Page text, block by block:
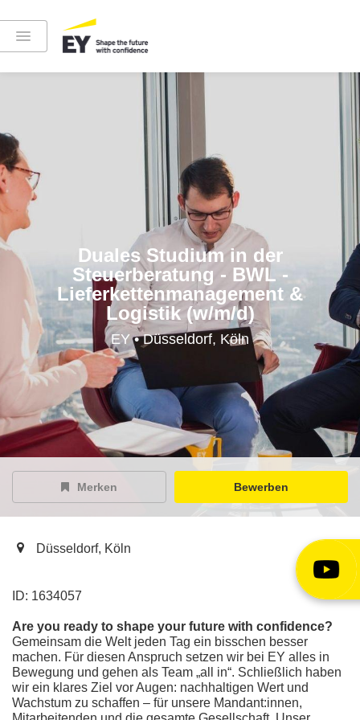
Instagram
YouTube
Höre in die EY-Welt rein
EY Careers Spotlight
der Karriere-Podcast
EY Joblight
Duales Studium in der
Steuerberatung - BWL -
Lieferkettenmanagement &
Logistik (w/m/d)
EY • Düsseldorf, Köln
Merken Bewerben
Düsseldorf, Köln
ID: 1634057
Are you ready to shape your future with confidence?
Gemeinsam die Welt jeden Tag ein bisschen besser
machen. Für diesen Anspruch setzen wir bei EY alles in
Bewegung und gehen als Team „all in“. Schließlich haben
wir ein klares Ziel vor Augen: nachhaltigen Wert und
Wachstum zu schaffen – für unsere Mandant:innen,